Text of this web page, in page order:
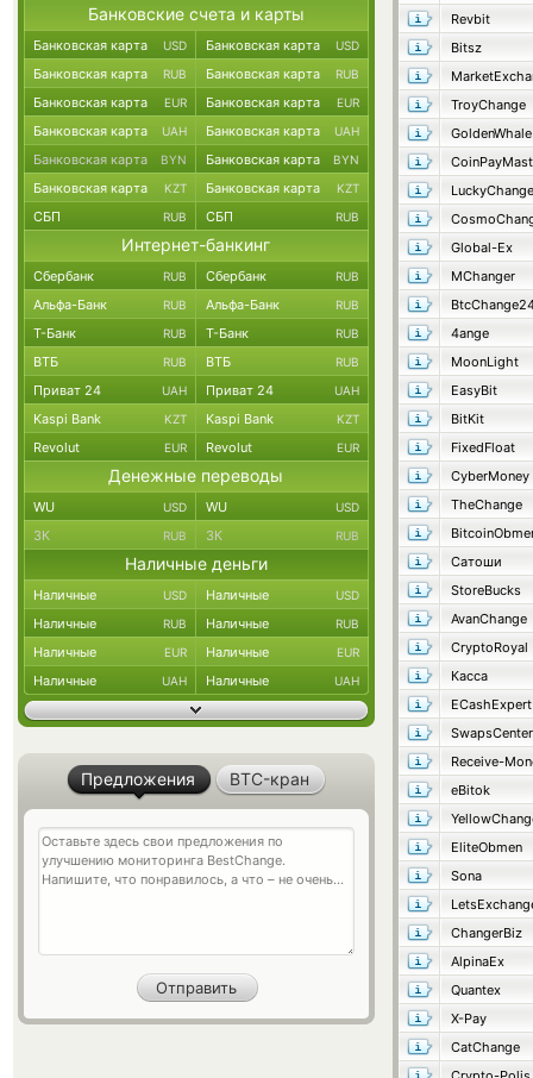
Revbit
Bitsz
TroyChange
GoldenWhale
LuckyChange
Global-Ex
MChanger
4ange
MoonLight
EasyBit
BitKit
FixedFloat
CyberMoney
TheChange
Сатоши
StoreBucks
AvanChange
CryptoRoyal
Касса
ECashExpert
SwapsCenter
Receive-
eBitok
EliteObmen
Sona
ChangerBiz
AlpinaEx
Quantex
X-Pay
CatChange
Банковские счета и карты
Банковская карта USD Банковская карта USD
Банковская карта RUB Банковская карта RUB
Банковская карта EUR Банковская карта EUR
Банковская карта UAH Банковская карта UAH
Банковская карта BYN Банковская карта BYN
Банковская карта KZT Банковская карта KZT
СБП RUB СБП RUB
Интернет-банкинг
Сбербанк RUB Сбербанк RUB
Альфа-Банк RUB Альфа-Банк RUB
Т-Банк RUB Т-Банк RUB
ВТБ RUB ВТБ RUB
Приват 24 UAH Приват 24 UAH
Kaspi Bank KZT Kaspi Bank KZT
Revolut EUR Revolut EUR
Денежные переводы
WU USD WU USD
ЗК RUB ЗК RUB
Наличные деньги
Наличные USD Наличные USD
Наличные RUB Наличные RUB
Наличные EUR Наличные EUR
Наличные UAH Наличные UAH
Предложения BTC-кран